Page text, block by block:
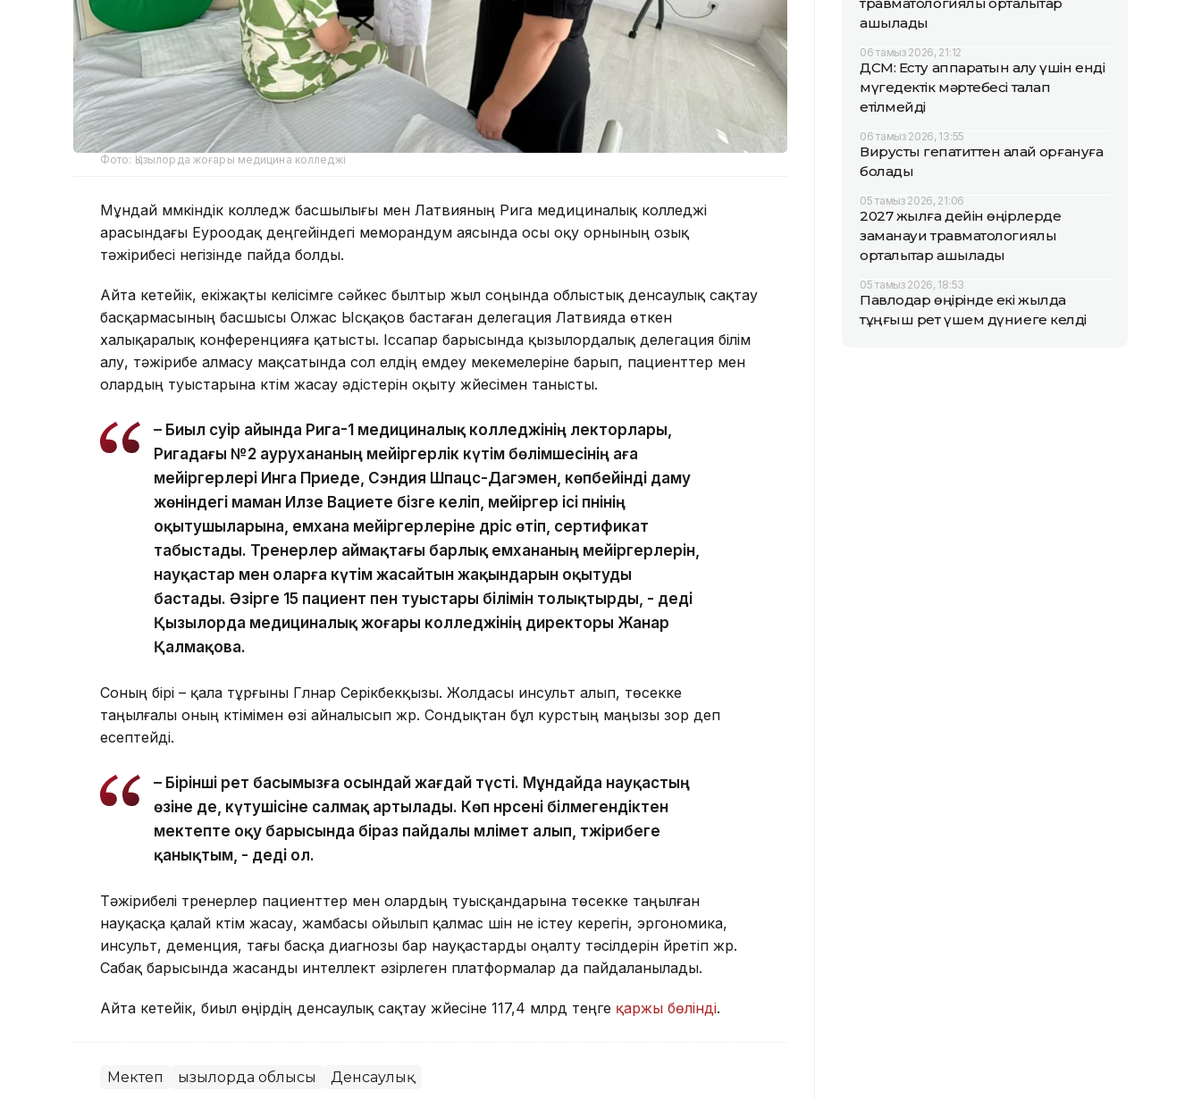
Фото: Қызылорда жоғары медицина колледжі
Мұндай мүмкіндік колледж басшылығы мен Латвияның Рига медициналық колледжі
арасындағы Еуроодақ деңгейіндегі меморандум аясында осы оқу орнының озық
тәжірибесі негізінде пайда болды.
Айта кетейік, екіжақты келісімге сәйкес былтыр жыл соңында облыстық денсаулық сақтау
басқармасының басшысы Олжас Ысқақов бастаған делегация Латвияда өткен
халықаралық конференцияға қатысты. Іссапар барысында қызылордалық делегация білім
алу, тәжірибе алмасу мақсатында сол елдің емдеу мекемелеріне барып, пациенттер мен
олардың туыстарына күтім жасау әдістерін оқыту жүйесімен танысты.
– Биыл сәуір айында Рига-1 медициналық колледжінің лекторлары,
Ригадағы №2 аурухананың мейіргерлік күтім бөлімшесінің аға
мейіргерлері Инга Приеде, Сэндия Шпацс-Дагэмен, көпбейінді даму
жөніндегі маман Илзе Вациете бізге келіп, мейіргер ісі пәнінің
оқытушыларына, емхана мейіргерлеріне дәріс өтіп, сертификат
табыстады. Тренерлер аймақтағы барлық емхананың мейіргерлерін,
науқастар мен оларға күтім жасайтын жақындарын оқытуды
бастады. Әзірге 15 пациент пен туыстары білімін толықтырды, - деді
Қызылорда медициналық жоғары колледжінің директоры Жанар
Қалмақова.
Соның бірі – қала тұрғыны Гүлнар Серікбекқызы. Жолдасы инсульт алып, төсекке
таңылғалы оның күтімімен өзі айналысып жүр. Сондықтан бұл курстың маңызы зор деп
есептейді.
– Бірінші рет басымызға осындай жағдай түсті. Мұндайда науқастың
өзіне де, күтушісіне салмақ артылады. Көп нәрсені білмегендіктен
мектепте оқу барысында біраз пайдалы мәлімет алып, тәжірибеге
қанықтым, - деді ол.
Тәжірибелі тренерлер пациенттер мен олардың туысқандарына төсекке таңылған
науқасқа қалай күтім жасау, жамбасы ойылып қалмас үшін не істеу керегін, эргономика,
инсульт, деменция, тағы басқа диагнозы бар науқастарды оңалту тәсілдерін үйретіп жүр.
Сабақ барысында жасанды интеллект әзірлеген платформалар да пайдаланылады.
Айта кетейік, биыл өңірдің денсаулық сақтау жүйесіне 117,4 млрд теңге қаржы бөлінді.
Мектеп Қызылорда облысы Денсаулық
ашылады
06 тамыз 2026, 21:12
ДСМ: Есту аппаратын алу үшін енді
мүгедектік мәртебесі талап
етілмейді
06 тамыз 2026, 13:55
Вирустық гепатиттен қалай қорғануға
болады
05 тамыз 2026, 21:06
2027 жылға дейін өңірлерде
заманауи травматологиялық
орталықтар ашылады
05 тамыз 2026, 18:53
Павлодар өңірінде екі жылда
тұңғыш рет үшем дүниеге келді